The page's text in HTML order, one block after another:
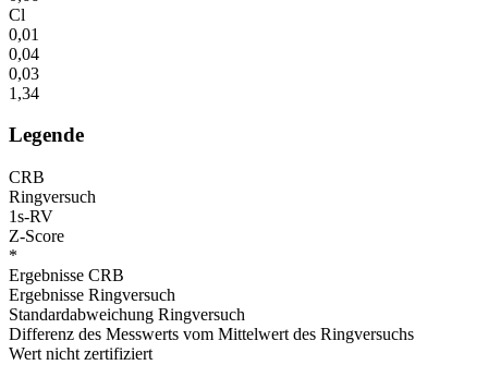
Cl
0,01
0,04
0,03
1,34
Legende
CRB
Ringversuch
1s-RV
Z-Score
*
Ergebnisse CRB
Ergebnisse Ringversuch
Standardabweichung Ringversuch
Differenz des Messwerts vom Mittelwert des Ringversuchs
Wert nicht zertifiziert